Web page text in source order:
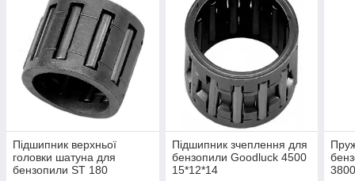
Підшипник верхньої
головки шатуна для
бензопили ST 180
Підшипник зчеплення для
бензопили Goodluck 4500
15*12*14